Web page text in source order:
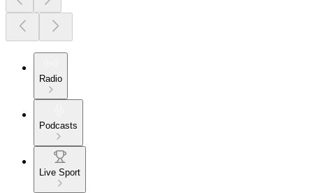
Radio
Podcasts
Live Sport